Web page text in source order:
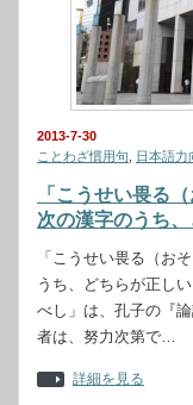
2013-7-30
ことわざ慣用句
日本語力
「こうせい畏る
次の漢字のうち
「こうせい畏る（お
うち、どちらが正し
べし」は、孔子の『
者は、努力次第で…
詳細を見る